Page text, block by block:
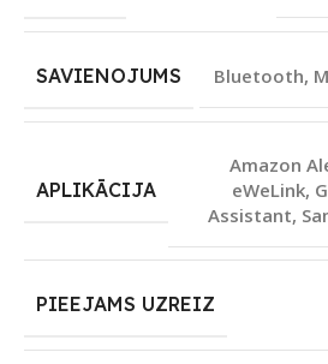
SAVIENOJUMS Bluetooth,
APLIKĀCIJA
Amazon
eWeLink,
Assistant,
PIEEJAMS UZREIZ